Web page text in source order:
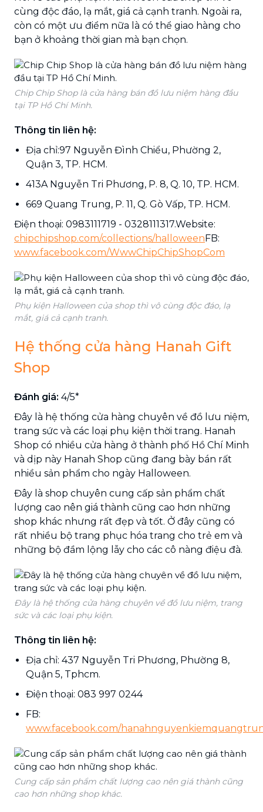
cùng độc đáo, lạ mắt, giá cả cạnh tranh. Ngoài ra,
còn có một ưu điểm nữa là có thể giao hàng cho
bạn ở khoảng thời gian mà bạn chọn.
Chip Chip Shop là cửa hàng bán đồ lưu niệm hàng đầu
tại TP Hồ Chí Minh.
Thông tin liên hệ:
Địa chỉ:97 Nguyễn Đình Chiểu, Phường 2,
Quận 3, TP. HCM.
413A Nguyễn Tri Phương, P. 8, Q. 10, TP. HCM.
669 Quang Trung, P. 11, Q. Gò Vấp, TP. HCM.
Điện thoại: 0983111719 - 0328111317.Website:
chipchipshop.com/collections/halloweenFB:
www.facebook.com/WwwChipChipShopCom
Phụ kiện Halloween của shop thì vô cùng độc đáo, lạ
mắt, giá cả cạnh tranh.
Hệ thống cửa hàng Hanah Gift
Shop
Đánh giá: 4/5*
Đây là hệ thống cửa hàng chuyên về đồ lưu niệm,
trang sức và các loại phụ kiện thời trang. Hanah
Shop có nhiều cửa hàng ở thành phố Hồ Chí Minh
và dịp này Hanah Shop cũng đang bày bán rất
nhiều sản phẩm cho ngày Halloween.
Đây là shop chuyên cung cấp sản phẩm chất
lượng cao nên giá thành cũng cao hơn những
shop khác nhưng rất đẹp và tốt. Ở đây cũng có
rất nhiều bộ trang phục hóa trang cho trẻ em và
những bộ đầm lộng lẫy cho các cô nàng điệu đà.
Đây là hệ thống cửa hàng chuyên về đồ lưu niệm, trang
sức và các loại phụ kiện.
Thông tin liên hệ:
Địa chỉ: 437 Nguyễn Tri Phương, Phường 8,
Quận 5, Tphcm.
Điện thoại: 083 997 0244
FB:
www.facebook.com/
Cung cấp sản phẩm chất lượng cao nên giá thành cũng
cao hơn những shop khác.